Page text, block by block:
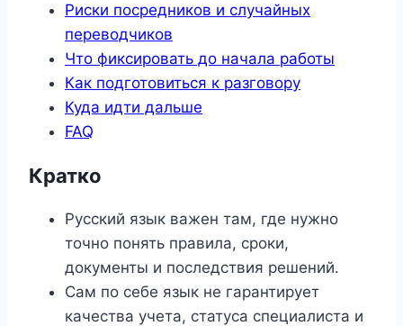
Риски посредников и случайных
переводчиков
Что фиксировать до начала работы
Как подготовиться к разговору
Куда идти дальше
FAQ
Кратко
Русский язык важен там, где нужно
точно понять правила, сроки,
документы и последствия решений.
Сам по себе язык не гарантирует
качества учета, статуса специалиста и